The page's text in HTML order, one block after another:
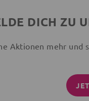
DICH ZU
Aktionen mehr und